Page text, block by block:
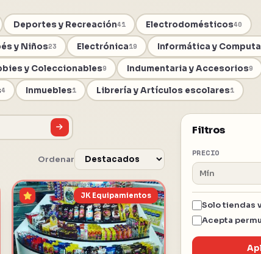
Deportes y Recreación41 Electrodomésticos40
y Niños23 Electrónica19 Informática y
y Coleccionables9 Indumentaria y Accesorios9
4 Inmuebles1 Librería y Artículos escolares1
Filtros
PRECIO
Solo tiendas
Acepta
Ordenar
JK Equipamientos